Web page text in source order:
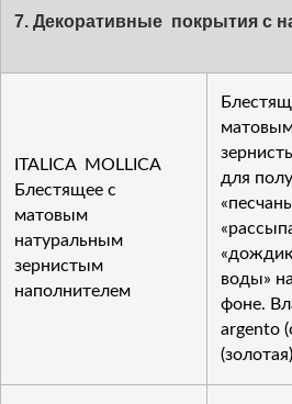
7. Декоративные покрытия с
ITALICA MOLLICA
Блестящее с
матовым
натуральным
зернистым
наполнителем
для
воды»
фоне.
argento
(золотая)